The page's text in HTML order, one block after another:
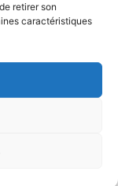
retirer son
caractéristiques
2026